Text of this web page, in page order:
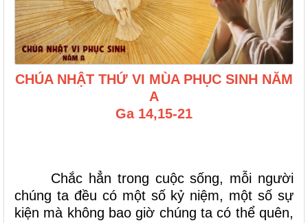
CHÚA NHẬT THỨ VI MÙA PHỤC SINH NĂM
A
Ga 14,15-21
Chắc hẳn trong cuộc sống, mỗi người
chúng ta đều có một số kỷ niệm, một số sự
kiện mà không bao giờ chúng ta có thể quên,